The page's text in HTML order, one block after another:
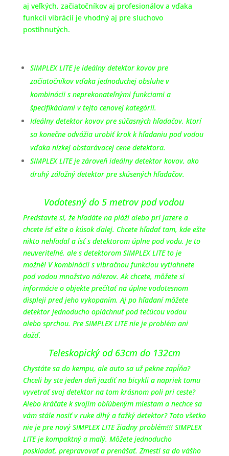
aj veľkých, začiatočníkov aj profesionálov a vďaka
funkcii vibrácií je vhodný aj pre sluchovo
postihnutých.
SIMPLEX LITE je ideálny detektor kovov pre
začiatočníkov vďaka jednoduchej obsluhe v
kombinácii s neprekonateľnými funkciami a
špecifikáciami v tejto cenovej kategórii.
Ideálny detektor kovov pre súčasných hľadačov, ktorí
sa konečne odvážia urobiť krok k hľadaniu pod vodou
vďaka nízkej obstarávacej cene detektora.
SIMPLEX LITE je zároveň ideálny detektor kovov, ako
druhý záložný detektor pre skúsených hľadačov.
Vodotesný do 5 metrov pod vodou
Predstavte si, že hľadáte na pláži alebo pri jazere a
chcete ísť ešte o kúsok ďalej. Chcete hľadať tam, kde ešte
nikto nehľadal a ísť s detektorom úplne pod vodu. Je to
neuveriteľné, ale s detektorom SIMPLEX LITE to je
možné! V kombinácii s vibračnou funkciou vytiahnete
pod vodou množstvo nálezov. Ak chcete, môžete si
informácie o objekte prečítať na úplne vodotesnom
displeji pred jeho vykopaním. Aj po hľadaní môžete
detektor jednoducho opláchnuť pod tečúcou vodou
alebo sprchou. Pre SIMPLEX LITE nie je problém ani
dažď.
Teleskopický od 63cm do 132cm
Chystáte sa do kempu, ale auto sa už pekne zapĺňa?
Chceli by ste jeden deň jazdiť na bicykli a napriek tomu
vyvetrať svoj detektor na tom krásnom poli pri ceste?
Alebo kráčate k svojim obľúbeným miestam a nechce sa
vám stále nosiť v ruke dlhý a ťažký detektor? Toto všetko
nie je pre nový SIMPLEX LITE žiadny problém!!! SIMPLEX
LITE je kompaktný a malý. Môžete jednoducho
poskladať, prepravovať a prenášať. Zmestí sa do vášho